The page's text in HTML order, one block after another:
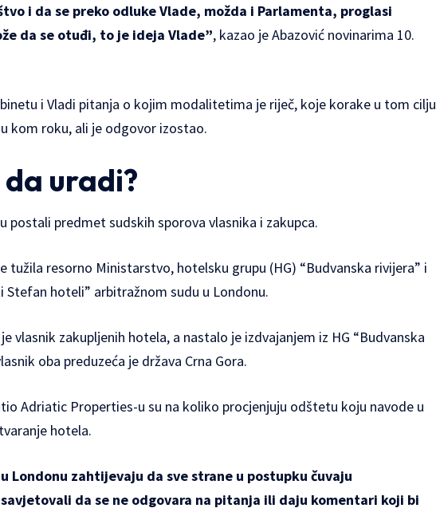
i da se preko odluke Vlade, možda i Parlamenta, proglasi
da se otuđi, to je ideja Vlade”, kazao je Abazović novinarima 10.
i Vladi pitanja o kojim modalitetima je riječ, koje korake u tom cilju
kom roku, ali je odgovor izostao.
uradi?
postali predmet sudskih sporova vlasnika i zakupca.
tužila resorno Ministarstvo, hotelsku grupu (HG) “Budvanska rivijera” i
Stefan hoteli” arbitražnom sudu u Londonu.
vlasnik zakupljenih hotela, a nastalo je izdvajanjem iz HG “Budvanska
oba preduzeća je država Crna Gora.
Adriatic Properties-u su na koliko procjenjuju odštetu koju navode u
hotela.
Londonu zahtijevaju da sve strane u postupku čuvaju
da se ne odgovara na pitanja ili daju komentari koji bi